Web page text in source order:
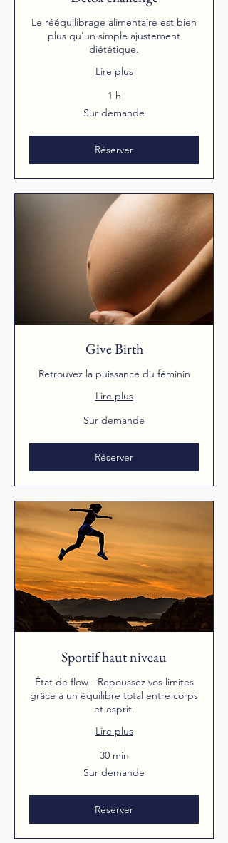
Le rééquilibrage alimentaire est bien
plus qu'un simple ajustement
diététique.
Lire plus
1 h
Sur demande
Réserver
Give Birth
Retrouvez la puissance du féminin
Lire plus
Sur demande
Réserver
Sportif haut niveau
État de flow - Repoussez vos limites
grâce à un équilibre total entre corps
et esprit.
Lire plus
30 min
Sur demande
Réserver